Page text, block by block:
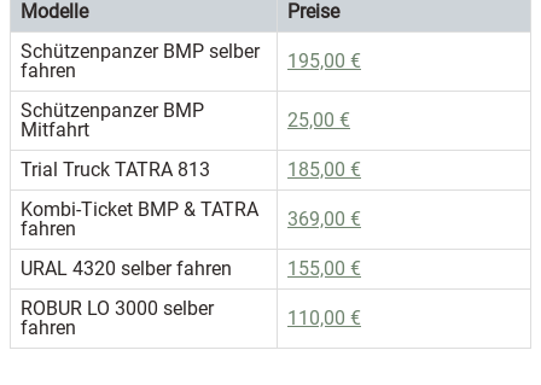
Modelle
Preise
Schützenpanzer BMP selber
fahren
195,00 €
Schützenpanzer BMP
Mitfahrt
25,00 €
Trial Truck TATRA 813
185,00 €
Kombi-Ticket BMP & TATRA
fahren
369,00 €
URAL 4320 selber fahren
155,00 €
ROBUR LO 3000 selber
fahren
110,00 €